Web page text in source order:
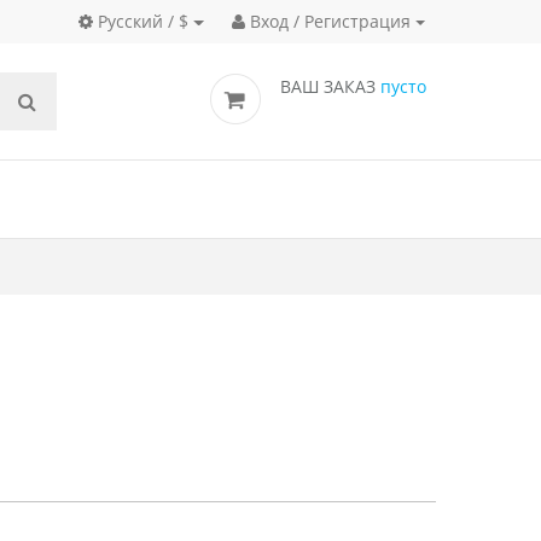
Русский / $ Вход / Регистрация
ВАШ ЗАКАЗ пусто